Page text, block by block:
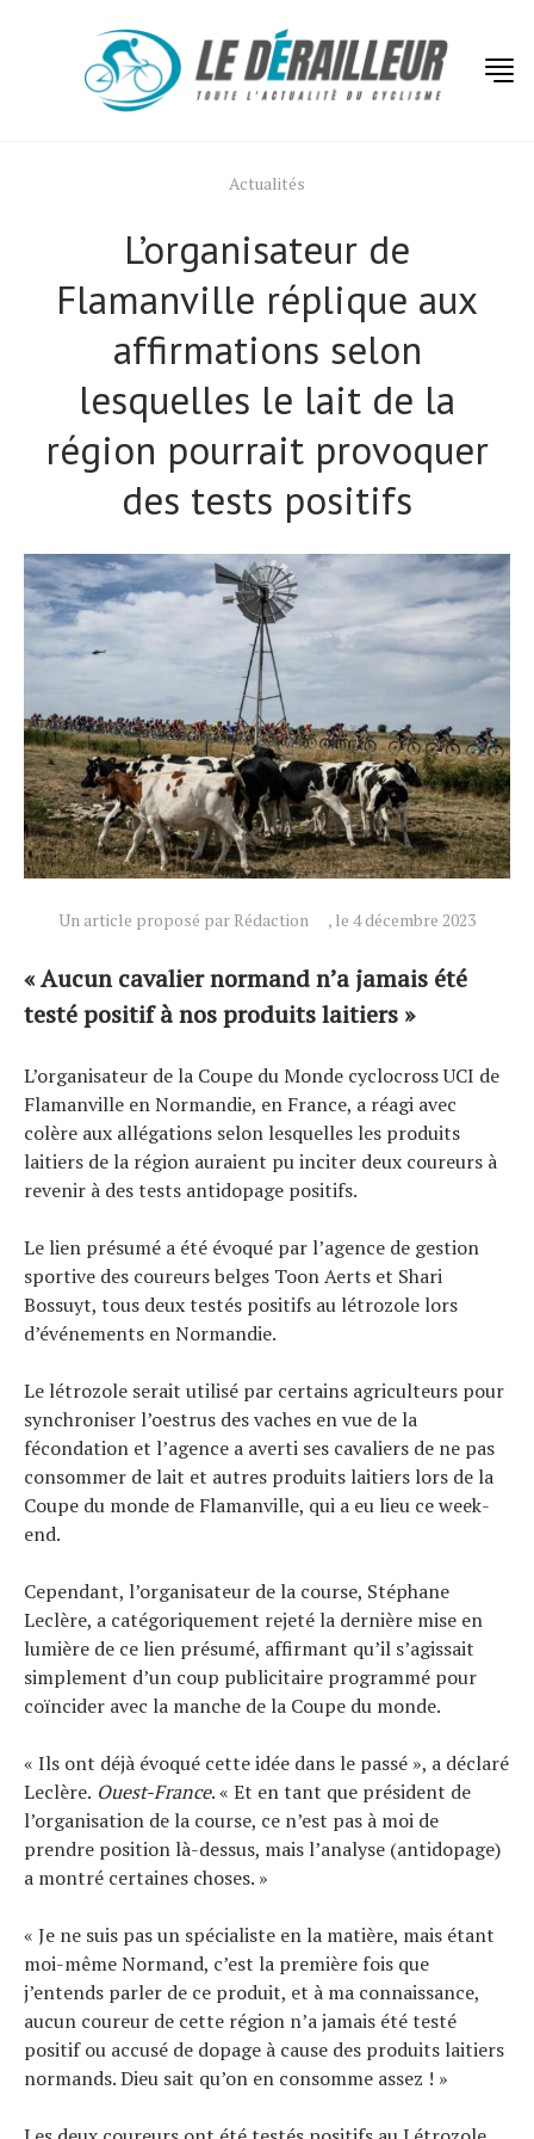
Actualités
L’organisateur de
Flamanville réplique aux
affirmations selon
lesquelles le lait de la
région pourrait provoquer
des tests positifs
Un article proposé par Rédaction , le 4 décembre 2023
« Aucun cavalier normand n’a jamais été
testé positif à nos produits laitiers »
L’organisateur de la Coupe du Monde cyclocross UCI de
Flamanville en Normandie, en France, a réagi avec
colère aux allégations selon lesquelles les produits
laitiers de la région auraient pu inciter deux coureurs à
revenir à des tests antidopage positifs.
Le lien présumé a été évoqué par l’agence de gestion
sportive des coureurs belges Toon Aerts et Shari
Bossuyt, tous deux testés positifs au létrozole lors
d’événements en Normandie.
Le létrozole serait utilisé par certains agriculteurs pour
synchroniser l’oestrus des vaches en vue de la
fécondation et l’agence a averti ses cavaliers de ne pas
consommer de lait et autres produits laitiers lors de la
Coupe du monde de Flamanville, qui a eu lieu ce week-
end.
Cependant, l’organisateur de la course, Stéphane
Leclère, a catégoriquement rejeté la dernière mise en
lumière de ce lien présumé, affirmant qu’il s’agissait
simplement d’un coup publicitaire programmé pour
coïncider avec la manche de la Coupe du monde.
« Ils ont déjà évoqué cette idée dans le passé », a déclaré
Leclère. Ouest-France. « Et en tant que président de
l’organisation de la course, ce n’est pas à moi de
prendre position là-dessus, mais l’analyse (antidopage)
a montré certaines choses. »
« Je ne suis pas un spécialiste en la matière, mais étant
moi-même Normand, c’est la première fois que
j’entends parler de ce produit, et à ma connaissance,
aucun coureur de cette région n’a jamais été testé
positif ou accusé de dopage à cause des produits laitiers
normands. Dieu sait qu’on en consomme assez ! »
Actualités
Technologies
Tests de produits
Conseils
À propos